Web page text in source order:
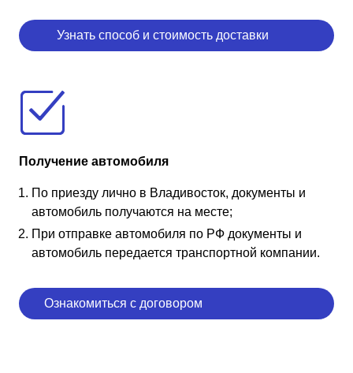
Узнать способ и стоимость доставки
Получение автомобиля
По приезду лично в Владивосток, документы и
автомобиль получаются на месте;
При отправке автомобиля по РФ документы и
автомобиль передается транспортной компании.
Ознакомиться с договором